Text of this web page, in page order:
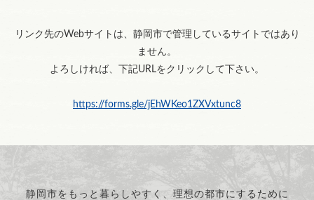
リンク先のWebサイトは、静岡市で管理しているサイトではあり
ません。
よろしければ、下記URLをクリックして下さい。
https://forms.gle/jEhWKeo1ZXVxtunc8
静岡市をもっと暮らしやすく、理想の都市にするために